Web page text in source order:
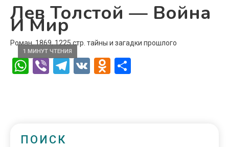
Лев Толстой — Война
И Мир
1 МИНУТ ЧТЕНИЯ
Роман, 1869, 1225 стр. тайны и загадки прошлого
WhatsApp
ViberTelegram
VK Odnoklassniki
ПОИСК